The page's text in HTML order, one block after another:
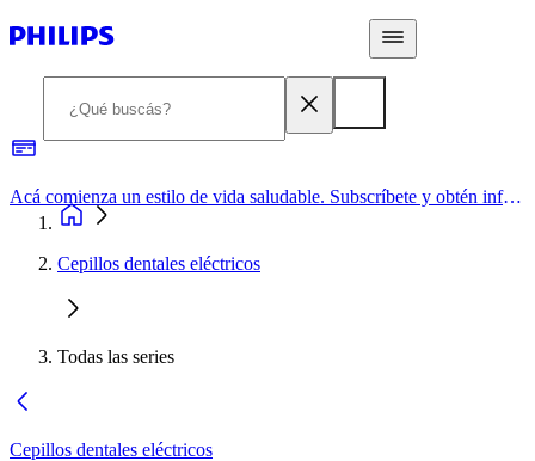
Acá comienza un estilo de vida saludable. Subscríbete y obtén información de primera mano
Cepillos dentales eléctricos
Todas las series
Cepillos dentales eléctricos